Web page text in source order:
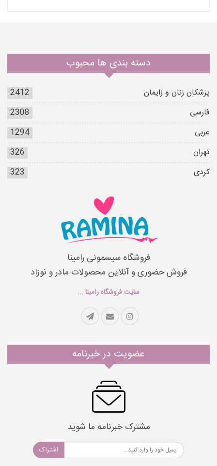
دسته بندی ها محبوب
پزشکان زنان و زایمان
2412
فارسی
2308
عربی
1294
تهران
326
کردی
323
فروشگاه سیسمونی رامینا
فروش حضوری و آنلاین محصولات مادر و نوزاد
سایت فروشگاه رامینا ...
عضویت در خبرنامه
مشترک خبرنامه ما شوید
اشتراک